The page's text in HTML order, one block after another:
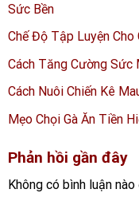
Sức Bền
Chế Độ Tập Luyện Cho
Cách Tăng Cường Sức
Cách Nuôi Chiến Kê
Mẹo Chọi Gà Ăn Tiền
Phản hồi gần đây
Không có bình luận